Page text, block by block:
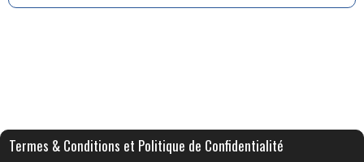
Termes & Conditions et Politique de Confidentialité